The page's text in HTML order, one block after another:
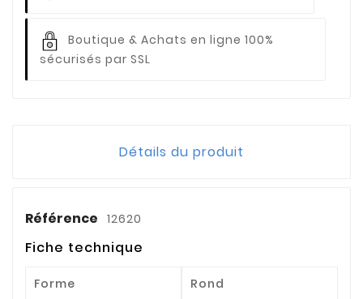
Boutique & Achats en ligne 100%
sécurisés par SSL
Détails du produit
Référence 12620
Fiche technique
Forme Rond